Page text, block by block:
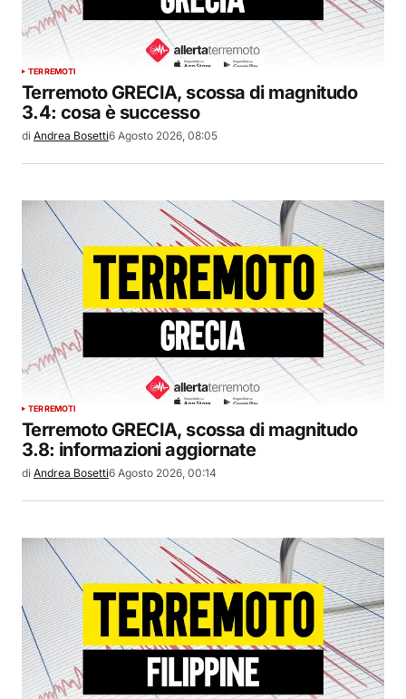
TERREMOTI
Terremoto GRECIA, scossa di magnitudo
3.4: cosa è successo
di Andrea Bosetti6 Agosto 2026, 08:05
TERREMOTI
Terremoto GRECIA, scossa di magnitudo
3.8: informazioni aggiornate
di Andrea Bosetti6 Agosto 2026, 00:14